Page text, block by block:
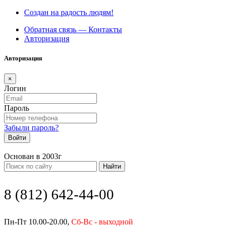
Создан на радость людям!
Обратная связь — Контакты
Авторизация
Авторизация
×
Логин
Пароль
Забыли пароль?
Войти
Основан в 2003г
Найти
8 (812) 642-44-00
Пн-Пт 10.00-20.00, Сб-Вс - выходной